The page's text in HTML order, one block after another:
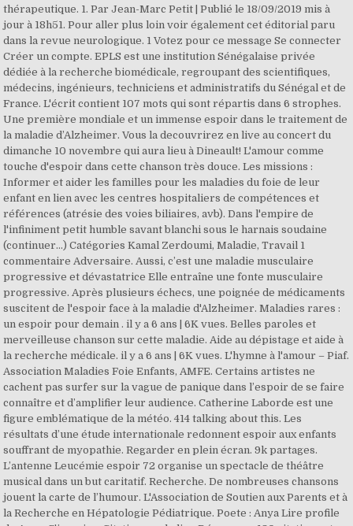
thérapeutique. 1. Par Jean-Marc Petit | Publié le 18/09/2019 mis à
jour à 18h51. Pour aller plus loin voir également cet éditorial paru
dans la revue neurologique. 1 Votez pour ce message Se connecter
Créer un compte. EPLS est une institution Sénégalaise privée
dédiée à la recherche biomédicale, regroupant des scientifiques,
médecins, ingénieurs, techniciens et administratifs du Sénégal et de
France. L'écrit contient 107 mots qui sont répartis dans 6 strophes.
Une première mondiale et un immense espoir dans le traitement de
la maladie d’Alzheimer. Vous la decouvrirez en live au concert du
dimanche 10 novembre qui aura lieu à Dineault! L'amour comme
touche d'espoir dans cette chanson très douce. Les missions :
Informer et aider les familles pour les maladies du foie de leur
enfant en lien avec les centres hospitaliers de compétences et
références (atrésie des voies biliaires, avb). Dans l'empire de
l'infiniment petit humble savant blanchi sous le harnais soudaine
(continuer...) Catégories Kamal Zerdoumi, Maladie, Travail 1
commentaire Adversaire. Aussi, c’est une maladie musculaire
progressive et dévastatrice Elle entraîne une fonte musculaire
progressive. Après plusieurs échecs, une poignée de médicaments
suscitent de l'espoir face à la maladie d'Alzheimer. Maladies rares :
un espoir pour demain . il y a 6 ans | 6K vues. Belles paroles et
merveilleuse chanson sur cette maladie. Aide au dépistage et aide à
la recherche médicale. il y a 6 ans | 6K vues. L'hymne à l'amour – Piaf.
Association Maladies Foie Enfants, AMFE. Certains artistes ne
cachent pas surfer sur la vague de panique dans l’espoir de se faire
connaître et d’amplifier leur audience. Catherine Laborde est une
figure emblématique de la météo. 414 talking about this. Les
résultats d’une étude internationale redonnent espoir aux enfants
souffrant de myopathie. Regarder en plein écran. 9k partages.
L’antenne Leucémie espoir 72 organise un spectacle de théâtre
musical dans un but caritatif. Recherche. De nombreuses chansons
jouent la carte de l’humour. L'Association de Soutien aux Parents et à
la Recherche en Hépatologie Pédiatrique. Poete : Anya Lire profile